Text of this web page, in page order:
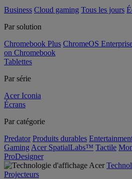
Business Cloud gaming Tous les jours
Par solution
Chromebook Plus ChromeOS
on Chromebook
Tablettes
Par série
Acer Iconia
Écrans
Par catégorie
Predator Produits durables
Gaming Acer SpatialLabs™ Tactile
ProDesigner
Projecteurs